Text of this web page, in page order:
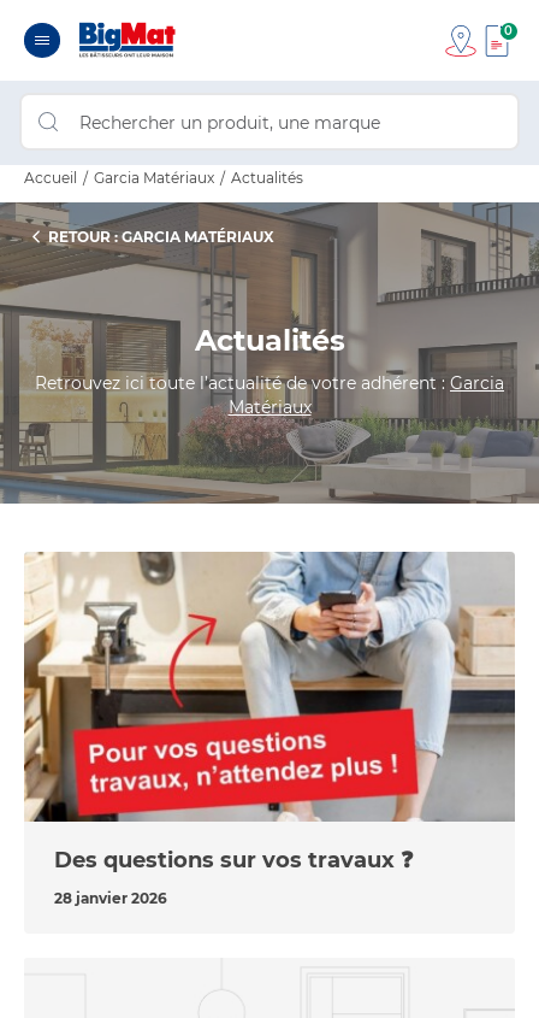
0
Accueil Garcia Matériaux Actualités
RETOUR : GARCIA MATÉRIAUX
Actualités
Retrouvez ici toute l’actualité de votre adhérent : Garcia
Matériaux
Des questions sur vos travaux ❓
28 janvier 2026